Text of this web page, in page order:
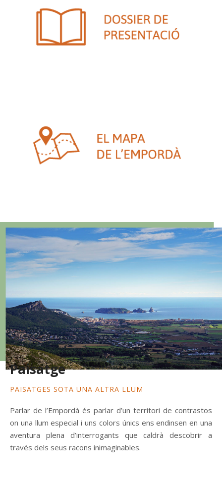
Paisatge
PAISATGES SOTA UNA ALTRA LLUM
Parlar de l’Empordà és parlar d’un territori de contrastos
on una llum especial i uns colors únics ens endinsen en una
aventura plena d’interrogants que caldrà descobrir a
través dels seus racons inimaginables.